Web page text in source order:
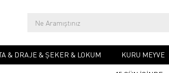
& DRAJE & ŞEKER & LOKUM KURU MEYVE